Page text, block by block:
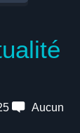
Aucun